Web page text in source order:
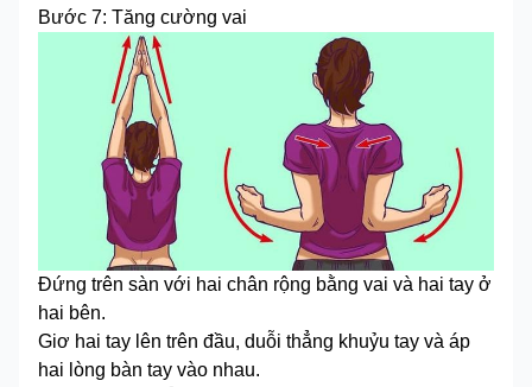
Bước 7: Tăng cường vai
Đứng trên sàn với hai chân rộng bằng vai và hai tay ở
hai bên.
Giơ hai tay lên trên đầu, duỗi thẳng khuỷu tay và áp
hai lòng bàn tay vào nhau.